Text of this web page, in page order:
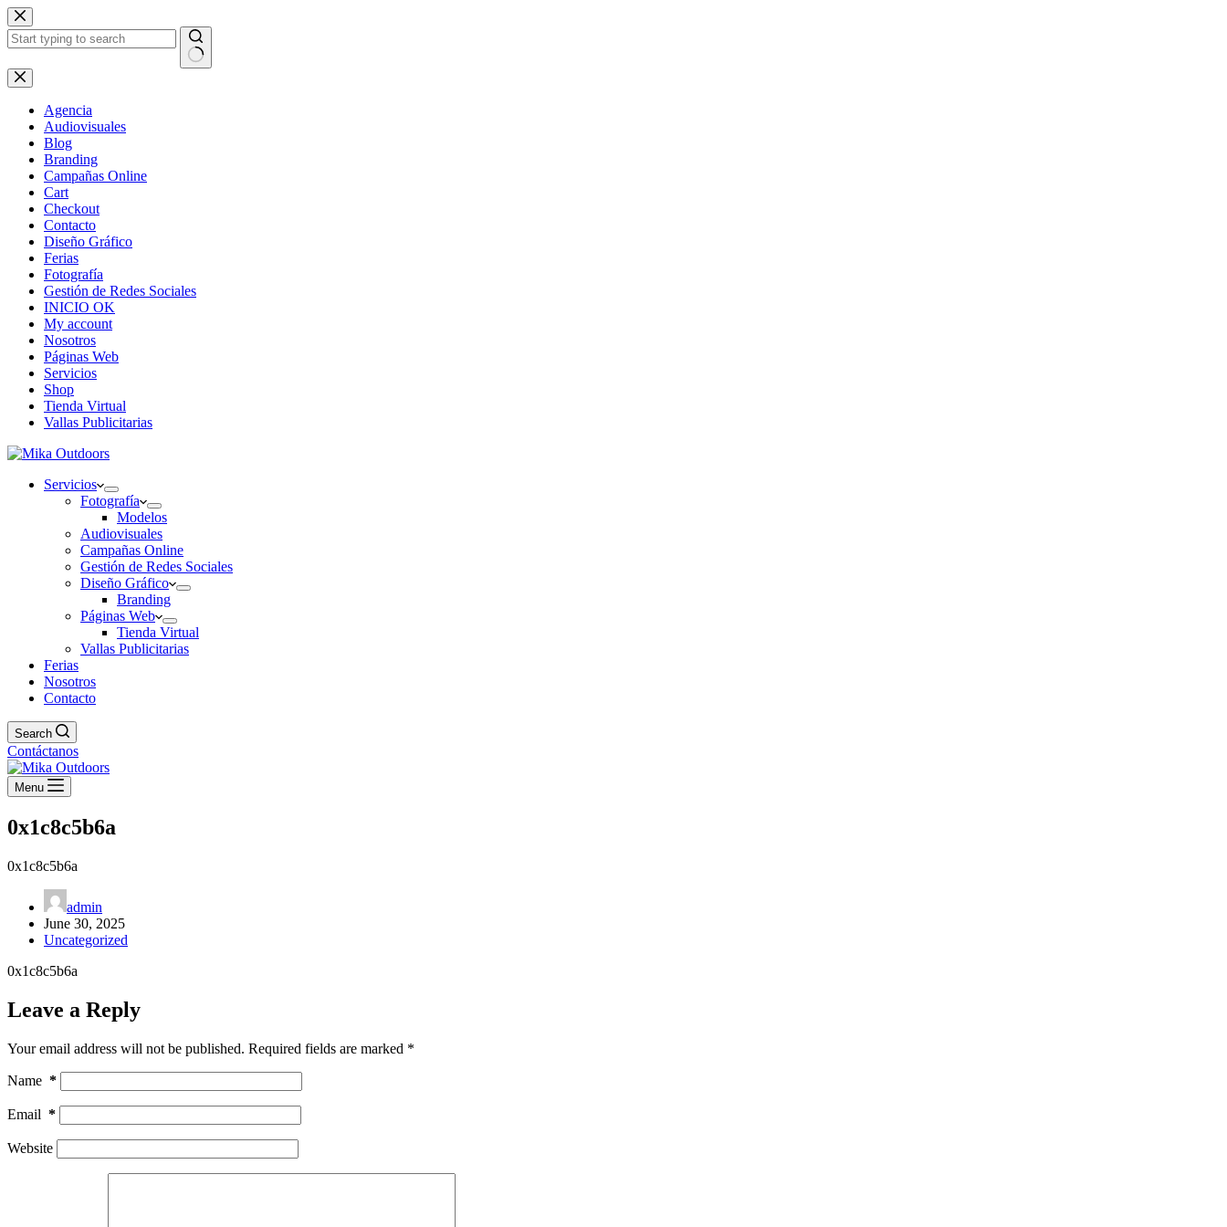
Skip
to
content
No
results
Agencia
Audiovisuales
Blog
Branding
Campañas Online
Cart
Checkout
Contacto
Diseño Gráfico
Ferias
Fotografía
Gestión de Redes Sociales
INICIO OK
My account
Nosotros
Páginas Web
Servicios
Shop
Tienda Virtual
Vallas Publicitarias
Servicios
Fotografía
Modelos
Audiovisuales
Campañas Online
Gestión de Redes Sociales
Diseño Gráfico
Branding
Páginas Web
Tienda Virtual
Vallas Publicitarias
Ferias
Nosotros
Contacto
Search
Contáctanos
Menu
0x1c8c5b6a
0x1c8c5b6a
admin
June 30, 2025
Uncategorized
0x1c8c5b6a
Leave a Reply
Your email address will not be published. Required fields are marked *
Name *
Email *
Website